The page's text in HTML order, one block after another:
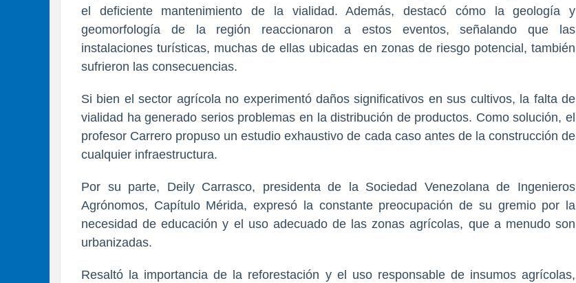
el deficiente mantenimiento de la vialidad. Además, destacó cómo la geología y
geomorfología de la región reaccionaron a estos eventos, señalando que las
instalaciones turísticas, muchas de ellas ubicadas en zonas de riesgo potencial, también
sufrieron las consecuencias.
Si bien el sector agrícola no experimentó daños significativos en sus cultivos, la falta de
vialidad ha generado serios problemas en la distribución de productos. Como solución, el
profesor Carrero propuso un estudio exhaustivo de cada caso antes de la construcción de
cualquier infraestructura.
Por su parte, Deily Carrasco, presidenta de la Sociedad Venezolana de Ingenieros
Agrónomos, Capítulo Mérida, expresó la constante preocupación de su gremio por la
necesidad de educación y el uso adecuado de las zonas agrícolas, que a menudo son
urbanizadas.
Resaltó la importancia de la reforestación y el uso responsable de insumos agrícolas,